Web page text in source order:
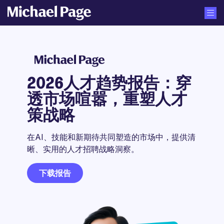
2026人才趋势报告：穿
透市场喧嚣，重塑人才
策战略
在AI、技能和新期待共同塑造的市场中，提供清
晰、实用的人才招聘战略洞察。
下载报告